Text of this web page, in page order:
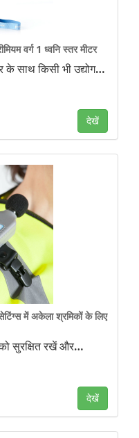
वर्ग 1 ध्वनि स्तर मीटर
साथ किसी भी उद्योग…
देखें
में अकेला श्रमिकों के लिए
सुरक्षित रखें और…
देखें